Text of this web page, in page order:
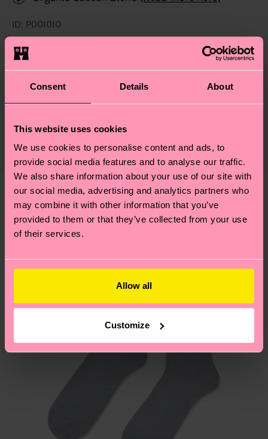
Consent Details About
This website uses cookies
We use cookies to personalise content and ads, to
provide social media features and to analyse our traffic.
We also share information about your use of our site with
our social media, advertising and analytics partners who
may combine it with other information that you’ve
provided to them or that they’ve collected from your use
of their services.
Allow all
Customize
ID: P001010
Materials
75% Cotton, 24% Polyamide, 1% Elastane
75% Organic cotton blend, 24% Polyamide, 1%
Elastane
Nachhaltigkeit
Zertifizierungen – es geht auch um eine ethische
richtige Pflege von Socken und VIELES MEHR!
Weitere Informationen sowie Tipps und Tricks
findest du auf unsererNachhaltigkeitsseite.
Die Lieferzeit hängt vom Zielland der Bestellung
ab und unsere länderspezifische Versandübersicht
findest duhier. Die Lieferzeit beginnt sobald
deine Bestellung versandt wurde. Bitte bedenke,
dass es sich hierbei um einen Richtwert handelt
und die genaue Lieferzeit von der lokalen Post in
deinem Land abhängt.
Du hast Fragen zu einer Retoure? In unserem
Hilfebereich im Artikel
am häufigsten gestellten Fragen.
Ähnliche muster
Neuheit